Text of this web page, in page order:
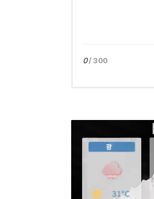
0/ 300